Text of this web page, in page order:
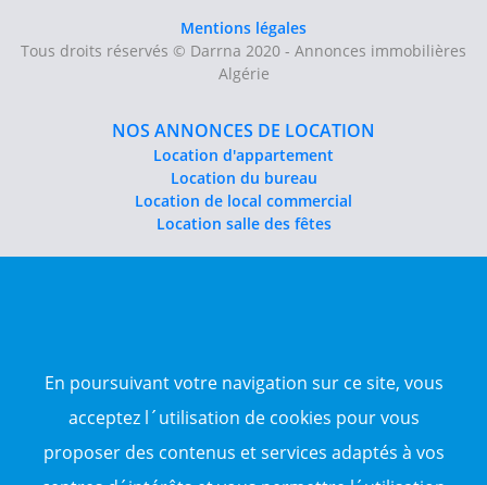
En poursuivant votre navigation sur ce site, vous
acceptez l´utilisation de cookies pour vous
proposer des contenus et services adaptés à vos
Mentions légales
Tous droits réservés © Darrna 2020 - Annonces immobilières
Algérie
NOS ANNONCES DE LOCATION
Location d'appartement
Location du bureau
Location de local commercial
Location salle des fêtes
Sitemap
TOP WILAYA
Annonce à 16-Alger
Annonce à 23-Annaba